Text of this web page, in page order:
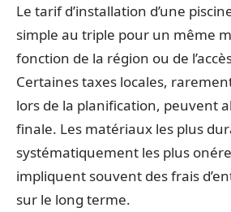
Le tarif d’installation d’une
simple au triple pour un même
fonction de la région ou de
Certaines taxes locales,
lors de la planification, peuvent
finale. Les matériaux les plus
systématiquement les plus
impliquent souvent des frais
sur le long terme.